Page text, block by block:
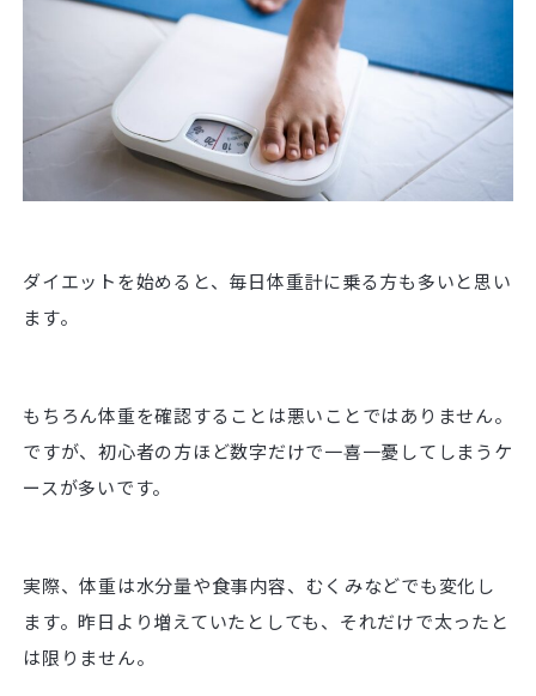
ダイエットを始めると、毎日体重計に乗る方も多いと思い
ます。
もちろん体重を確認することは悪いことではありません。
ですが、初心者の方ほど数字だけで一喜一憂してしまうケ
ースが多いです。
実際、体重は水分量や食事内容、むくみなどでも変化し
ます。昨日より増えていたとしても、それだけで太ったと
は限りません。